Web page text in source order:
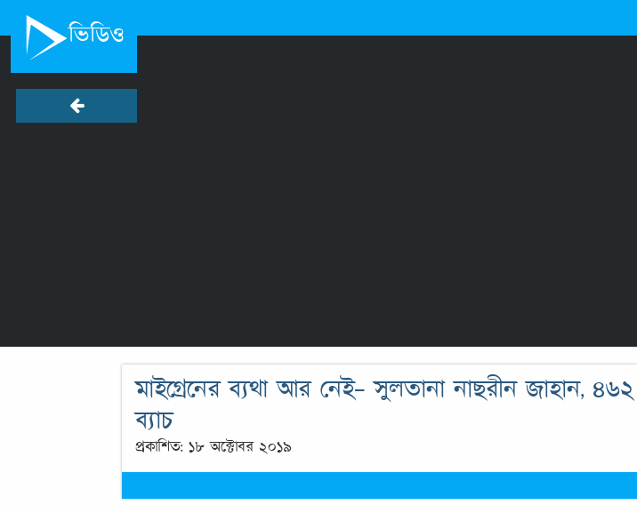
ভিডিও
মাইগ্রেনের ব্যথা আর নেই- সুলতানা নাছরীন জাহান, ৪৬২
ব্যাচ
প্রকাশিত: ১৮ অক্টোবর ২০১৯